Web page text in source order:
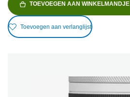
TOEVOEGEN AAN WINKELMANDJE
Toevoegen aan verlanglijst